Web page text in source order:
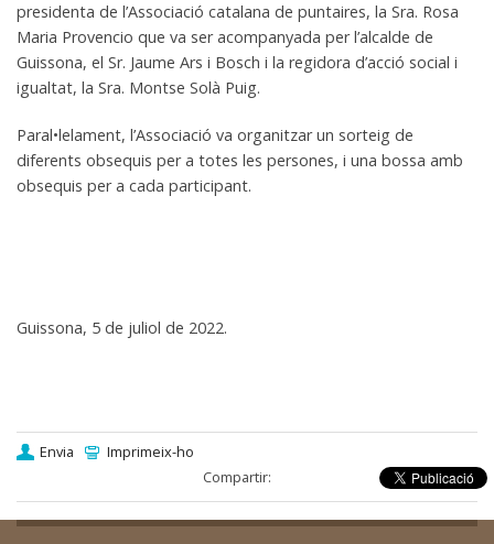
presidenta de l’Associació catalana de puntaires, la Sra. Rosa
Maria Provencio que va ser acompanyada per l’alcalde de
Guissona, el Sr. Jaume Ars i Bosch i la regidora d’acció social i
igualtat, la Sra. Montse Solà Puig.
Paral•lelament, l’Associació va organitzar un sorteig de
diferents obsequis per a totes les persones, i una bossa amb
obsequis per a cada participant.
Guissona, 5 de juliol de 2022.
Envia
Imprimeix-ho
Compartir: